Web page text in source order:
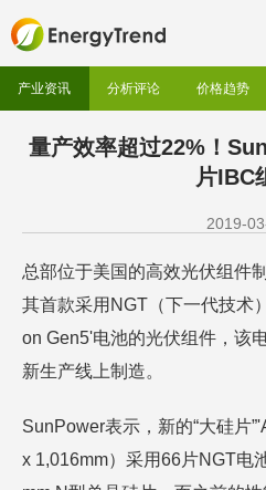
产业资讯 分析评论 价格趋势
量产效率超过22%！
片IBC
2019-
总部位于美国的高效光伏组件
其首款采用NGT（下一代技术
on Gen5'电池的光伏组件，该
新生产线上制造。
SunPower表示，新的“大硅片
x 1,016mm）采用66片NGT电